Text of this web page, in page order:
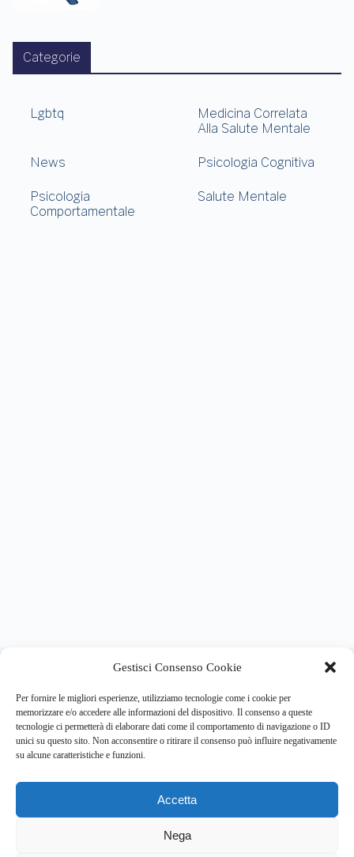
Gestisci Consenso Cookie
Per fornire le migliori esperienze, utilizziamo tecnologie come i cookie per
memorizzare e/o accedere alle informazioni del dispositivo. Il consenso a queste
tecnologie ci permetterà di elaborare dati come il comportamento di navigazione o ID
unici su questo sito. Non acconsentire o ritirare il consenso può influire negativamente
su alcune caratteristiche e funzioni.
Accetta
Nega
Categorie
Lgbtq
Medicina Correlata
Alla Salute Mentale
News Psicologia Cognitiva
Psicologia
Comportamentale
Salute Mentale
psicologia e salute mentale.
Address:
VIA USODIMARE 3 - 37138 - VERONA (VR)
info@respira.re
045-511-7681